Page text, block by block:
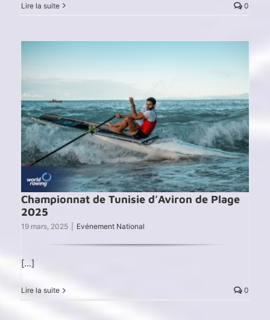
Lire la suite 0
Championnat de Tunisie d’Aviron de Plage
2025
19 mars, 2025 Evénement National
[...]
Lire la suite 0